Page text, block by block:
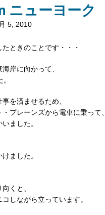
ニューヨーク
5, 2010
ときのことです・・・
岸に向かって、
を済ませるため、
プレーンズから電車に乗って、
ました。
ました。
くと、
しながら立っています。